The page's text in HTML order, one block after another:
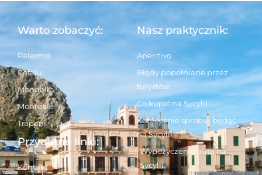
Warto zobaczyć:
Palermo
Cefalu
Mondello
Monreale
Trapani
Nasz praktycznik:
Aperitivo
Błędy popełniane przez
turystów
Co kupić na Sycylii
Koniecznie spróbuj będąc
na Sycylii
Wypożyczenie auta na
Sycylii
Przydatne linki:
Kontakt